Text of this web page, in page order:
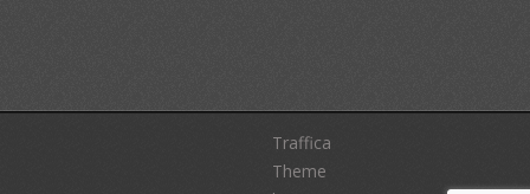
Traffica
Theme